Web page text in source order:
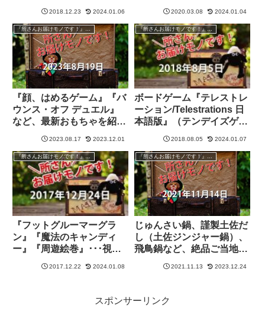
バスマット、創作足袋、手
けモノです！】
2018.12.23 2024.01.06 2020.03.08 2024.01.04
『所さんお届けモノです！』過去の紹介品
『顔、はめるゲーム』『バ
ウンス・オフ デュエル』
など、最新おもちゃを紹介
【所さんお届けモノで
2023.08.17 2023.12.01
『所さんお届けモノです！』過去の紹介品
ボードゲーム『テレストレ
ーション/Telestrations 日
本語版』（テンデイズゲー
ムズ）【所さんお届けモノ
です！】
2018.08.05 2024.01.07
『所さんお届けモノです！』過去の紹介品
『フットグルーマーグラ
ン』『魔法のキャンディ
ー』『周遊絵巻』･･･視聴
届けモノです！】
2017.12.22 2024.01.08
じゅんさい鍋、謹製土佐だ
し（土佐ジンジャー鍋）、
飛鳥鍋など、絶品ご当地鍋
です！】
2021.11.13 2023.12.24
スポンサーリンク